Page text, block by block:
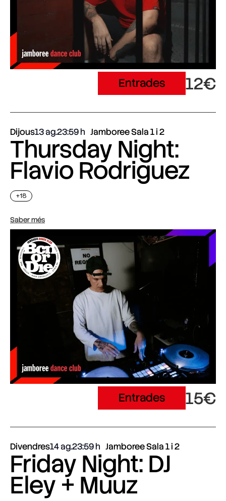
Entrades 12€
Dijous13 ag.23:59 Jamboree Sala 1 i 2
Thursday Night:
Flavio Rodriguez
+18
Saber més
Entrades 15€
Divendres14 ag.23:59 Jamboree Sala 1 i 2
Friday Night: DJ
Eley + Muuz